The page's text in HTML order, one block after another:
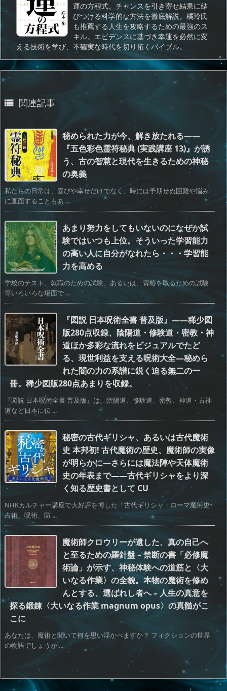
運の方程式。チャンスを引き寄せ結果に結
びつける科学的な方法を徹底解説。橘玲氏
も推薦する人生を攻略するための最強のス
キル。エビデンスに基づき幸運を必然に変
える技術を学び、不確実な時代を切り拓くバイブル。
 関連記事
秘められた力が今、解き放たれる――
『五色彩色霊符秘典 (実践講座 13)』が誘
う、古の智慧と現代を生きるための神秘
の奥義
私たちの日常は、喜びや幸せだけでなく、時には予期せぬ困難や悩み
に直面することもあ ...
あまり努力をしてもいないのになぜか試
験ではいつも上位。そういった学習能力
の高い人に自分がなれたら・・・学習能
力を高める
学校のテスト、就職のための試験、あるいは、資格を取るための試験
等いろいろな場面で ...
『図説 日本呪術全書 普及版』――稀少図
版280点収録、陰陽道・修験道・密教・神
道ほか多彩な流れをビジュアルでたど
る、現世利益を支える呪術大全―秘めら
れた闇の力の系譜に鋭く迫る無二の一
冊。稀少図版280点あまりを収録。
『図説 日本呪術全書 普及版』は、陰陽道、修験道、密教、神道・古神
道など日本に伝 ...
秘密の古代ギリシャ、あるいは古代魔術
史 本邦初! 古代魔術の歴史、魔術師の実像
が明らかに―さらには魔法陣や天体魔術
史の年表まで――古代ギリシャをより深
く知る歴史書として CU
NHKカルチャー講座で大好評を博した「古代ギリシャ・ローマ魔術史~
占術、呪術、防 ...
魔術師クロウリーが遺した、真の自己へ
と至るための羅針盤 – 禁断の書「必修魔
術論」が示す、神秘体験への道筋と〈大
いなる作業〉の全貌。本物の魔術を修め
んとする、選ばれし者へ – 人生の真意を
探る鍛錬〈大いなる作業 magnum opus〉の真髄がこ
こに
あなたは、魔術と聞いて何を思い浮かべますか？ フィクションの世界
の物語でしょうか ...